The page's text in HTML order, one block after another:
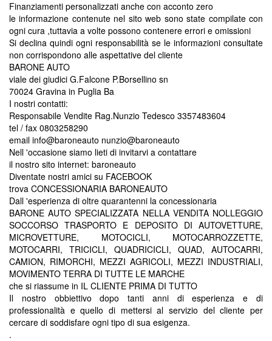
Finanziamenti personalizzati anche con acconto zero
le informazione contenute nel sito web sono state compilate con
ogni cura ,tuttavia a volte possono contenere errori e omissioni
Si declina quindi ogni responsabilità se le informazioni consultate
non corrispondono alle aspettative del cliente
BARONE AUTO
viale dei giudici G.Falcone P.Borsellino sn
70024 Gravina in Puglia Ba
I nostri contatti:
Responsabile Vendite Rag.Nunzio Tedesco 3357483604
tel / fax 0803258290
email info@baroneauto nunzio@baroneauto
Nell 'occasione siamo lieti di invitarvi a contattare
il nostro sito internet: baroneauto
Diventate nostri amici su FACEBOOK
trova CONCESSIONARIA BARONEAUTO
Dall 'esperienza di oltre quarantenni la concessionaria
BARONE AUTO SPECIALIZZATA NELLA VENDITA NOLLEGGIO
SOCCORSO TRASPORTO E DEPOSITO DI AUTOVETTURE,
MICROVETTURE, MOTOCICLI, MOTOCARROZZETTE,
MOTOCARRI, TRICICLI, QUADRICICLI, QUAD, AUTOCARRI,
CAMION, RIMORCHI, MEZZI AGRICOLI, MEZZI INDUSTRIALI,
MOVIMENTO TERRA DI TUTTE LE MARCHE
che si riassume in IL CLIENTE PRIMA DI TUTTO
Il nostro obbiettivo dopo tanti anni di esperienza e di
professionalità e quello di mettersi al servizio del cliente per
cercare di soddisfare ogni tipo di sua esigenza.
.